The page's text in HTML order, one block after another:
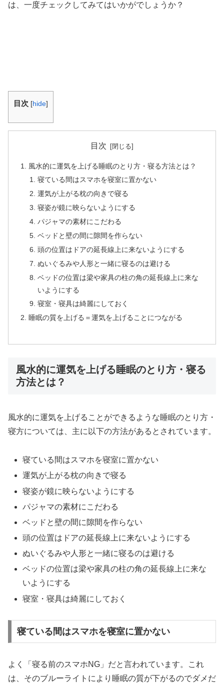
は、一度チェックしてみてはいかがでしょうか？
目次 [hide]
目次
風水的に運気を上げる睡眠のとり方・寝る方法とは？
寝ている間はスマホを寝室に置かない
運気が上がる枕の向きで寝る
寝姿が鏡に映らないようにする
パジャマの素材にこだわる
ベッドと壁の間に隙間を作らない
頭の位置はドアの延長線上に来ないようにする
ぬいぐるみや人形と一緒に寝るのは避ける
ベッドの位置は梁や家具の柱の角の延長線上に来な
いようにする
寝室・寝具は綺麗にしておく
睡眠の質を上げる＝運気を上げることにつながる
風水的に運気を上げる睡眠のとり方・寝る
方法とは？
風水的に運気を上げることができるような睡眠のとり方・
寝方については、主に以下の方法があるとされています。
寝ている間はスマホを寝室に置かない
運気が上がる枕の向きで寝る
寝姿が鏡に映らないようにする
パジャマの素材にこだわる
ベッドと壁の間に隙間を作らない
頭の位置はドアの延長線上に来ないようにする
ぬいぐるみや人形と一緒に寝るのは避ける
ベッドの位置は梁や家具の柱の角の延長線上に来な
いようにする
寝室・寝具は綺麗にしておく
寝ている間はスマホを寝室に置かない
よく「寝る前のスマホNG」だと言われています。これ
は、そのブルーライトにより睡眠の質が下がるのでダメだ